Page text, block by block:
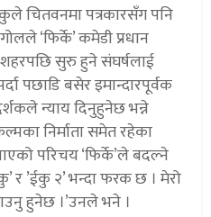
चितवनमा पत्रकारसँग पनि
‘फिर्के’ कमेडी प्रधान
सुरु हुने संघर्षलाई
पछाडि बसेर इमान्दारपूर्वक
न्याय दिनुहुनेछ भन्ने
निर्माता समेत रहेका
परिचय ‘फिर्के’ले बदल्ने
र ’ईकु २’ भन्दा फरक छ । मेरो
हुनेछ ।’उनले भने ।